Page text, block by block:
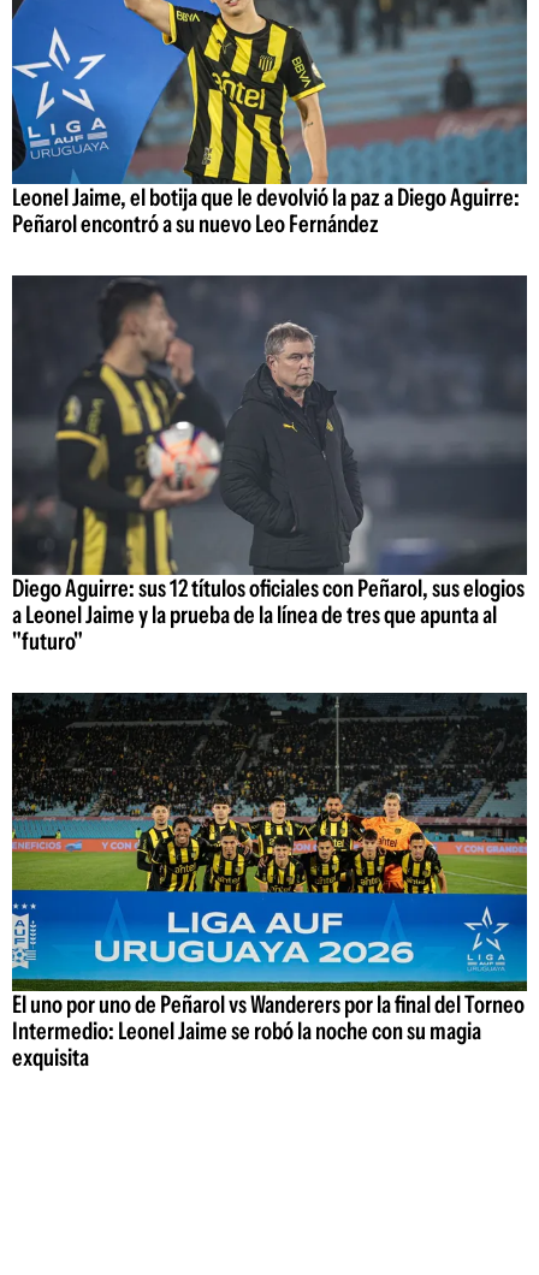
Leonel Jaime, el botija que le devolvió la paz a Diego Aguirre:
Peñarol encontró a su nuevo Leo Fernández
Diego Aguirre: sus 12 títulos oficiales con Peñarol, sus elogios
a Leonel Jaime y la prueba de la línea de tres que apunta al
"futuro"
El uno por uno de Peñarol vs Wanderers por la final del Torneo
Intermedio: Leonel Jaime se robó la noche con su magia
exquisita